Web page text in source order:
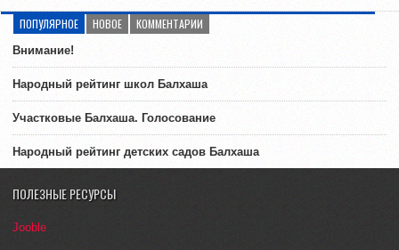
ПОПУЛЯРНОЕ НОВОЕ КОММЕНТАРИИ
Внимание!
Народный рейтинг школ Балхаша
Участковые Балхаша. Голосование
Народный рейтинг детских садов Балхаша
ПОЛЕЗНЫЕ РЕСУРСЫ
Jooble